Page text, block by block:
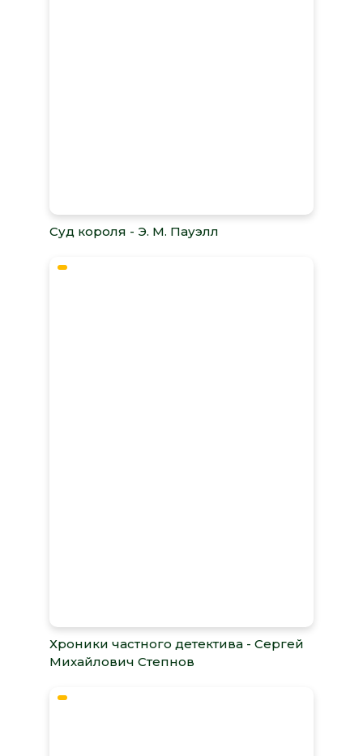
Суд короля - Э. М. Пауэлл
Хроники частного детектива - Сергей
Михайлович Степнов